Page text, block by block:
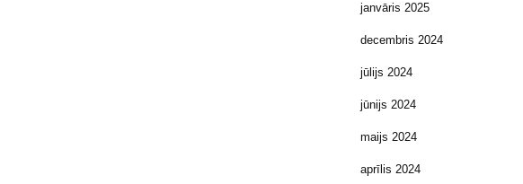
janvāris 2025
decembris 2024
jūlijs 2024
jūnijs 2024
maijs 2024
aprīlis 2024